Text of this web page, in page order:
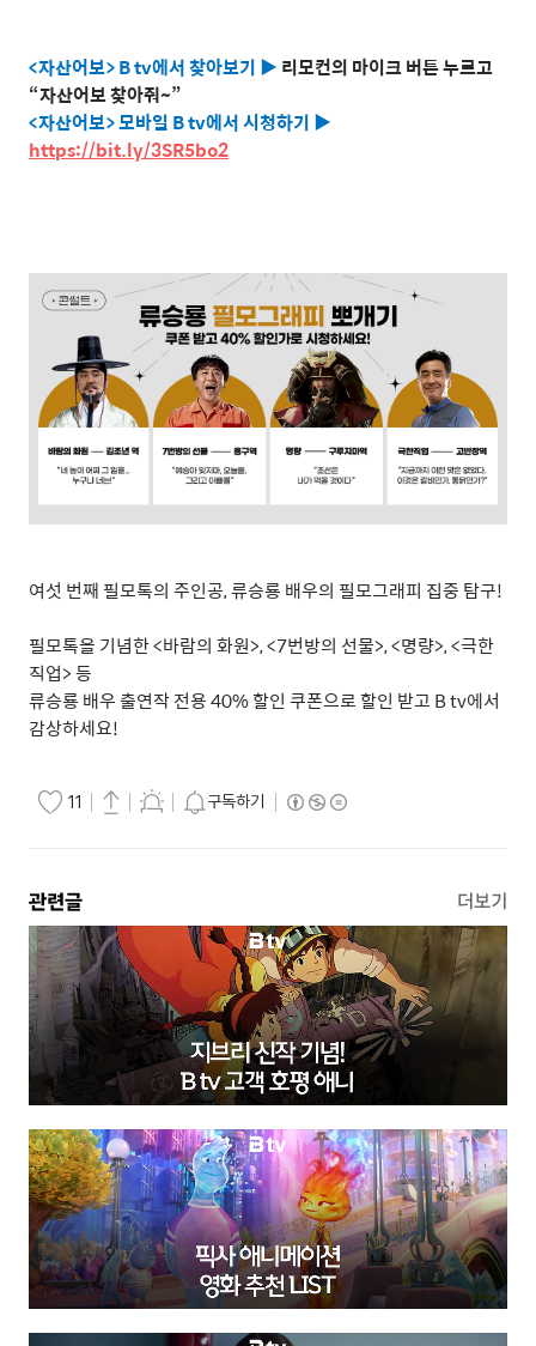
<자산어보> B tv에서 찾아보기 ▶ 리모컨의 마이크 버튼 누르고
“자산어보 찾아줘~”
<자산어보>모바일 B tv에서 시청하기 ▶
https://bit.ly/3SR5bo2
여섯 번째 필모톡의 주인공,류승룡 배우의 필모그래피 집중 탐구!
필모톡을 기념한<바람의 화원>, <7번방의 선물>, <명량>, <극한
직업>등
류승룡 배우 출연작 전용40%할인 쿠폰으로 할인 받고 B tv에서
감상하세요!
11 구독하기
관련글 더보기